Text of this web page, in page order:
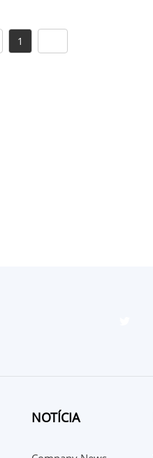
1
NOTÍCIA